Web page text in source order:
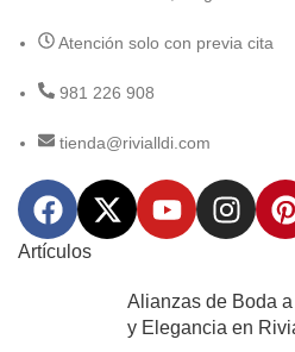
Atención solo con previa cita
981 226 908
tienda@rivialldi.com
Artículos
Alianzas de Boda
y Elegancia en